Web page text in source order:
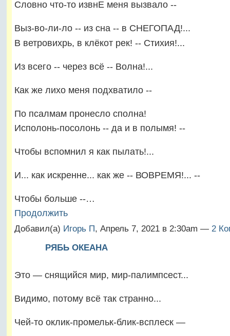
Словно что-то извнЕ меня вызвало --
Выз-во-ли-ло -- из сна -- в СНЕГОПАД!...
В ветровихрь, в клёкот рек! -- Стихия!...
Из всего -- через всё -- Волна!...
Как же лихо меня подхватило --
По псалмам пронесло сполна!
Исполонь-посолонь -- да и в полымя! --
Чтобы вспомнил я как пылать!...
И... как искренне... как же -- ВОВРЕМЯ!... --
Чтобы больше --…
Продолжить
Добавил(а) Игорь П, Апрель 7, 2021 в 2:30am — 2
РЯБЬ ОКЕАНА
Это — снящийся мир, мир-палимпсест...
Видимо, потому всё так странно...
Чей-то оклик-промельк-блик-всплеск —